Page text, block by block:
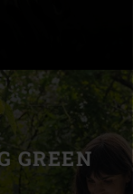
GREEN